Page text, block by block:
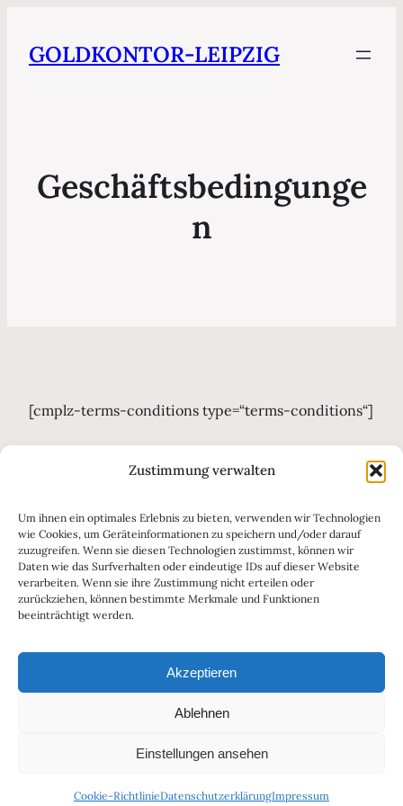
Zustimmung verwalten
Um ihnen ein optimales Erlebnis zu bieten, verwenden wir Technologien
wie Cookies, um Geräteinformationen zu speichern und/oder darauf
zuzugreifen. Wenn sie diesen Technologien zustimmst, können wir
Daten wie das Surfverhalten oder eindeutige IDs auf dieser Website
verarbeiten. Wenn sie ihre Zustimmung nicht erteilen oder
zurückziehen, können bestimmte Merkmale und Funktionen
beeinträchtigt werden.
Akzeptieren
Ablehnen
Einstellungen ansehen
Cookie-RichtlinieDatenschutzerklärungImpressum
GOLDKONTOR-LEIPZIG
Geschäftsbedingunge
n
[cmplz-terms-conditions type=“terms-conditions“]
HaftungsausschlussDatenschutzerklärung